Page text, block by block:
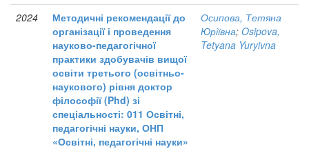
2024
Методичні рекомендації до
організації і проведення
науково-педагогічної
практики здобувачів вищої
освіти третього (освітньо-
наукового) рівня доктор
філософії (Phd) зі
спеціальності: 011 Освітні,
педагогічні науки, ОНП
«Освітні, педагогічні науки»
Осипова, Тетяна
Юріївна; Osipova,
Tetyana Yuryivna